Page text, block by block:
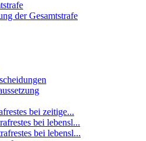
der Gesamtstrafe
bei zeitige...
bei lebensl...
bei lebensl...